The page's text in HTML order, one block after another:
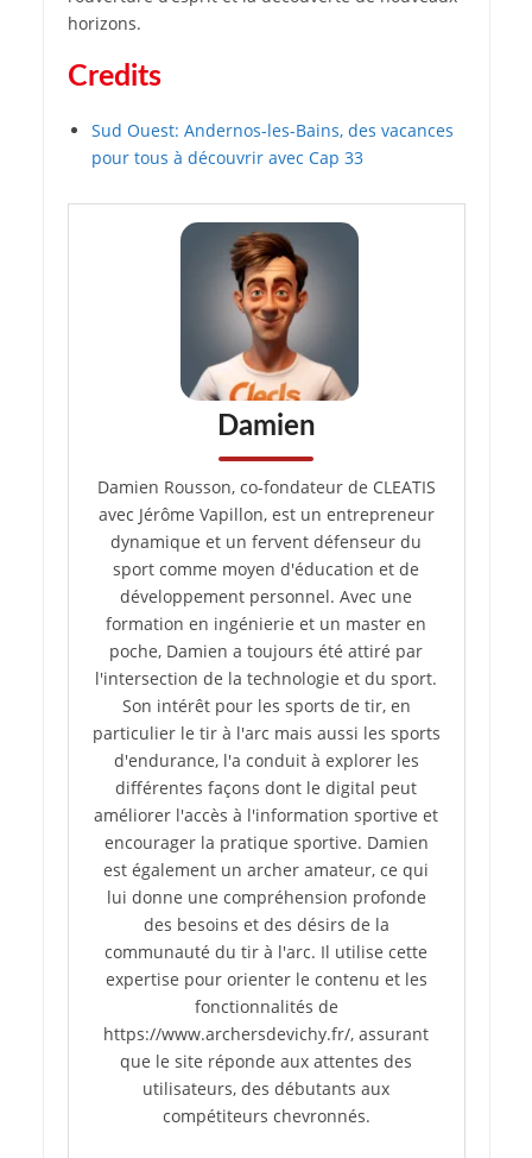
horizons.
Credits
Sud Ouest: Andernos-les-Bains, des vacances
pour tous à découvrir avec Cap 33
Damien
Damien Rousson, co-fondateur de CLEATIS
avec Jérôme Vapillon, est un entrepreneur
dynamique et un fervent défenseur du
sport comme moyen d'éducation et de
développement personnel. Avec une
formation en ingénierie et un master en
poche, Damien a toujours été attiré par
l'intersection de la technologie et du sport.
Son intérêt pour les sports de tir, en
particulier le tir à l'arc mais aussi les sports
d'endurance, l'a conduit à explorer les
différentes façons dont le digital peut
améliorer l'accès à l'information sportive et
encourager la pratique sportive. Damien
est également un archer amateur, ce qui
lui donne une compréhension profonde
des besoins et des désirs de la
communauté du tir à l'arc. Il utilise cette
expertise pour orienter le contenu et les
fonctionnalités de
https://www.archersdevichy.fr/, assurant
que le site réponde aux attentes des
utilisateurs, des débutants aux
compétiteurs chevronnés.